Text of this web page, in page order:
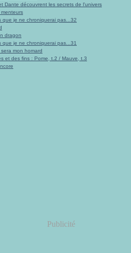
Dante découvrent les secrets de l'univers
menteurs
que je ne chroniquerai pas...32
dragon
que je ne chroniquerai pas...31
mon homard
et des fins : Pome, t.2 / Mauve, t.3
Publicité